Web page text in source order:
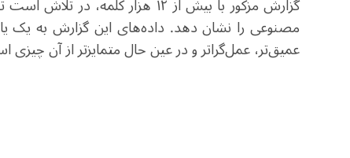
مصنوعی را نشان دهد. داده‌های این گزارش به یک
عمیق‌تر، عمل‌گراتر و در عین حال متمایزتر از آن